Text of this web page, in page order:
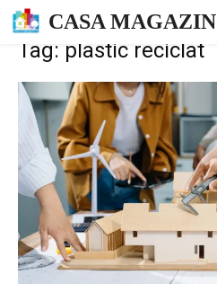
CASA MAGAZIN
Tag: plastic reciclat